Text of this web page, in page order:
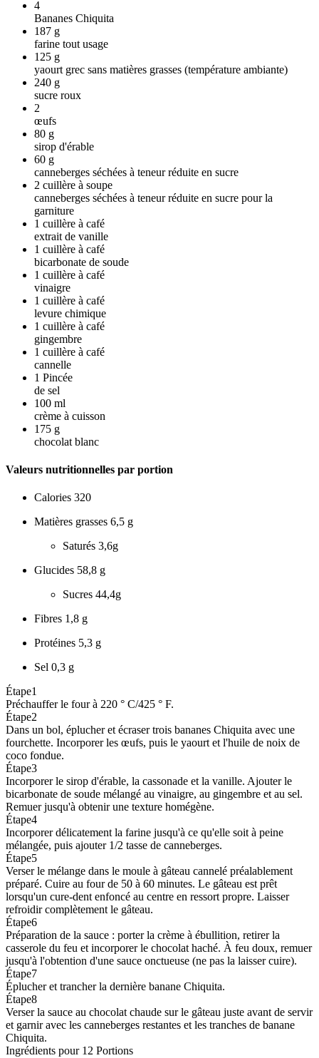
4
Bananes Chiquita
187 g
farine tout usage
125 g
yaourt grec sans matières grasses (température ambiante)
240 g
sucre roux
2
œufs
80 g
sirop d'érable
60 g
canneberges séchées à teneur réduite en sucre
2 cuillère à soupe
canneberges séchées à teneur réduite en sucre pour la
garniture
1 cuillère à café
extrait de vanille
1 cuillère à café
bicarbonate de soude
1 cuillère à café
vinaigre
1 cuillère à café
levure chimique
1 cuillère à café
gingembre
1 cuillère à café
cannelle
1 Pincée
de sel
100 ml
crème à cuisson
175 g
chocolat blanc
Valeurs nutritionnelles par portion
Calories 320
Matières grasses 6,5 g
Saturés 3,6g
Glucides 58,8 g
Sucres 44,4g
Fibres 1,8 g
Protéines 5,3 g
Sel 0,3 g
Étape1
Préchauffer le four à 220 ° C/425 ° F.
Étape2
Dans un bol, éplucher et écraser trois bananes Chiquita avec une
fourchette. Incorporer les œufs, puis le yaourt et l'huile de noix de
coco fondue.
Étape3
Incorporer le sirop d'érable, la cassonade et la vanille. Ajouter le
bicarbonate de soude mélangé au vinaigre, au gingembre et au sel.
Remuer jusqu'à obtenir une texture homégène.
Étape4
Incorporer délicatement la farine jusqu'à ce qu'elle soit à peine
mélangée, puis ajouter 1/2 tasse de canneberges.
Étape5
Verser le mélange dans le moule à gâteau cannelé préalablement
préparé. Cuire au four de 50 à 60 minutes. Le gâteau est prêt
lorsqu'un cure-dent enfoncé au centre en ressort propre. Laisser
refroidir complètement le gâteau.
Étape6
Préparation de la sauce : porter la crème à ébullition, retirer la
casserole du feu et incorporer le chocolat haché. À feu doux, remuer
jusqu'à l'obtention d'une sauce onctueuse (ne pas la laisser cuire).
Étape7
Éplucher et trancher la dernière banane Chiquita.
Étape8
Verser la sauce au chocolat chaude sur le gâteau juste avant de servir
et garnir avec les canneberges restantes et les tranches de banane
Chiquita.
Ingrédients pour 12 Portions